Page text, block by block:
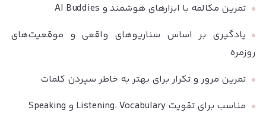
تمرین مکالمه با ابزارهای هوشمند و AI Buddies
یادگیری بر اساس سناریوهای واقعی و موقعیت‌های
روزمره
تمرین مرور و تکرار برای بهتر به خاطر سپردن کلمات
مناسب برای تقویت Listening، Vocabulary و Speaking